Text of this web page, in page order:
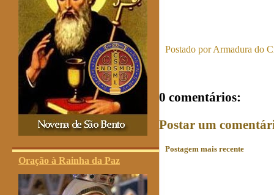
Oração à Rainha da Paz
Postado porArmadura do
0 comentários:
Postar um
Postagem mais recente